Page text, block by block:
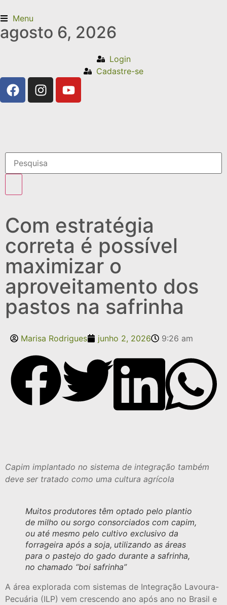
Menu
agosto 6, 2026
Login
Cadastre-se
Com estratégia
correta é possível
maximizar o
aproveitamento dos
pastos na safrinha
Marisa Rodrigues junho 2, 2026 9:26 am
Capim implantado no sistema de integração também
deve ser tratado como uma cultura agrícola
Muitos produtores têm optado pelo plantio
de milho ou sorgo consorciados com capim,
ou até mesmo pelo cultivo exclusivo da
forrageira após a soja, utilizando as áreas
para o pastejo do gado durante a safrinha,
no chamado “boi safrinha”
A área explorada com sistemas de Integração Lavoura-
Pecuária (ILP) vem crescendo ano após ano no Brasil e